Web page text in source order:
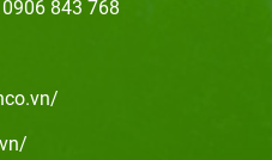
843 768